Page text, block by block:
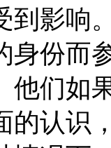
到影响
身份而
他们如
的认识